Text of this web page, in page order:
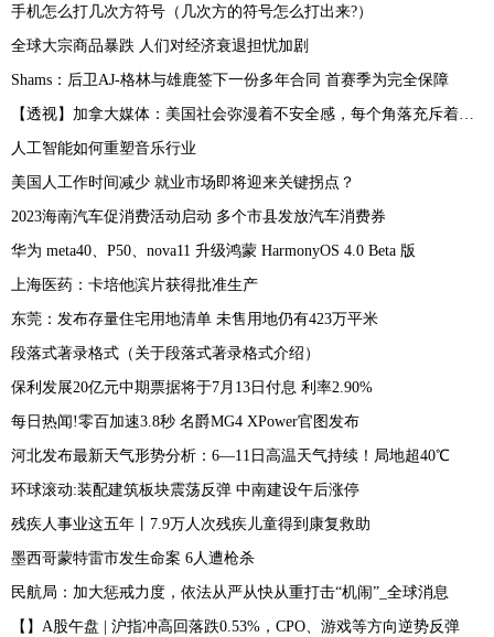
手机怎么打几次方符号（几次方的符号怎么打出来?）
全球大宗商品暴跌 人们对经济衰退担忧加剧
Shams：后卫AJ-格林与雄鹿签下一份多年合同 首赛季为完全保障
【透视】加拿大媒体：美国社会弥漫着不安全感，每个角落充斥着恐惧
人工智能如何重塑音乐行业
美国人工作时间减少 就业市场即将迎来关键拐点？
2023海南汽车促消费活动启动 多个市县发放汽车消费券
华为 meta40、P50、nova11 升级鸿蒙 HarmonyOS 4.0 Beta 版
上海医药：卡培他滨片获得批准生产
东莞：发布存量住宅用地清单 未售用地仍有423万平米
段落式著录格式（关于段落式著录格式介绍）
保利发展20亿元中期票据将于7月13日付息 利率2.90%
每日热闻!零百加速3.8秒 名爵MG4 XPower官图发布
河北发布最新天气形势分析：6—11日高温天气持续！局地超40℃
环球滚动:装配建筑板块震荡反弹 中南建设午后涨停
残疾人事业这五年丨7.9万人次残疾儿童得到康复救助
墨西哥蒙特雷市发生命案 6人遭枪杀
民航局：加大惩戒力度，依法从严从快从重打击“机闹”_全球消息
【】A股午盘 | 沪指冲高回落跌0.53%，CPO、游戏等方向逆势反弹